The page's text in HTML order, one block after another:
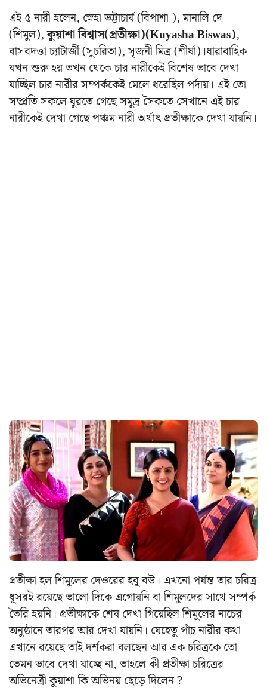
এই ৫ নারী হলেন, স্নেহা ভট্টাচার্য (বিপাশা ), মানালি দে
(শিমুল),কুয়াশা বিশ্বাস(প্রতীক্ষা)(Kuyasha Biswas),
বাসবদত্তা চ্যাটার্জী (সুচরিতা), সৃজনী মিত্র (শীর্ষা)।ধারাবাহিক
যখন শুরু হয় তখন থেকে চার নারীকেই বিশেষ ভাবে দেখা
যাচ্ছিল চার নারীর সম্পর্ককেই মেলে ধরেছিল পর্দায়। এই তো
সম্প্রতি সকলে ঘুরতে গেছে সমুদ্র সৈকতে সেখানে এই চার
নারীকেই দেখা গেছে পঞ্চম নারী অর্থাৎ প্রতীক্ষাকে দেখা যায়নি।
প্রতীক্ষা হল শিমুলের দেওরের হবু বউ। এখনো পর্যন্ত তার চরিত্র
ধূসরই রয়েছে ভালো দিকে এগোয়নি বা শিমুলদের সাথে সম্পর্ক
তৈরি হয়নি। প্রতীক্ষাকে শেষ দেখা গিয়েছিল শিমুলের নাচের
অনুষ্ঠানে তারপর আর দেখা যায়নি। যেহেতু পাঁচ নারীর কথা
এখানে রয়েছে তাই দর্শকরা বলছেন আর এক চরিত্রকে তো
তেমন ভাবে দেখা যাচ্ছে না, তাহলে কী প্রতীক্ষা চরিত্রের
অভিনেত্রী কুয়াশা কি অভিনয় ছেড়ে দিলেন ?